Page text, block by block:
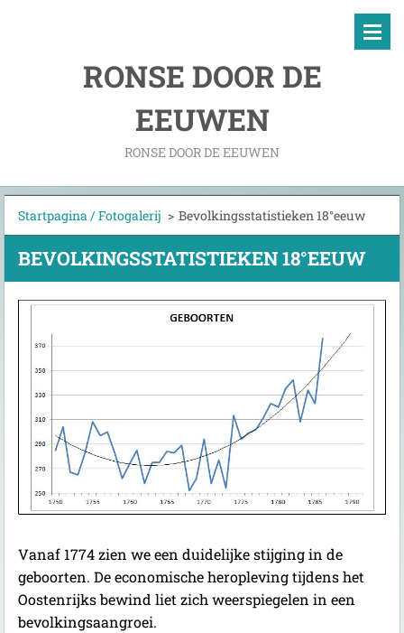
RONSE DOOR DE
EEUWEN
RONSE DOOR DE EEUWEN
Startpagina / Fotogalerij > Bevolkingsstatistieken 18°eeuw
BEVOLKINGSSTATISTIEKEN 18°EEUW
Vanaf 1774 zien we een duidelijke stijging in de
geboorten. De economische heropleving tijdens het
Oostenrijks bewind liet zich weerspiegelen in een
bevolkingsaangroei.